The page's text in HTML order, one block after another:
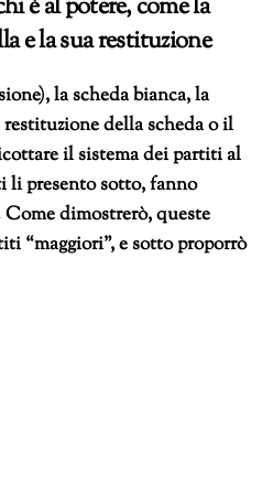
e la sua restituzione
la scheda bianca, la
della scheda o il
il sistema dei partiti al
presento sotto, fanno
dimostrerò, queste
“maggiori”, e sotto proporrò